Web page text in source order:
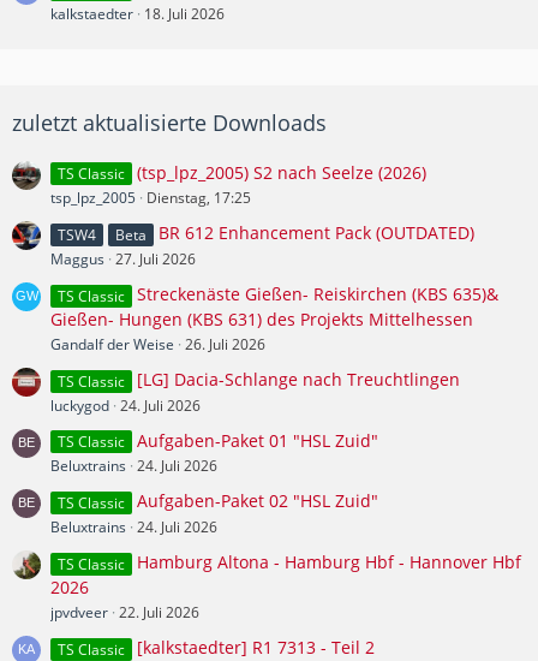
kalkstaedter 18. Juli 2026
zuletzt aktualisierte Downloads
TS Classic (tsp_lpz_2005) S2 nach Seelze (2026)
tsp_lpz_2005
Dienstag, 17:25
TSW4
Beta BR 612 Enhancement Pack (OUTDATED)
Maggus 27. Juli 2026
TS Classic Streckenäste Gießen- Reiskirchen (KBS 635)&
Gießen- Hungen (KBS 631) des Projekts Mittelhessen
Gandalf der Weise 26. Juli 2026
TS Classic
[LG] Dacia-Schlange nach Treuchtlingen
luckygod 24. Juli 2026
TS Classic Aufgaben-Paket 01 "HSL Zuid"
Beluxtrains 24. Juli 2026
TS Classic Aufgaben-Paket 02 "HSL Zuid"
Beluxtrains 24. Juli 2026
TS Classic
Hamburg Altona - Hamburg Hbf - Hannover Hbf
2026
jpvdveer 22. Juli 2026
TS Classic
[kalkstaedter] R1 7313 - Teil 2